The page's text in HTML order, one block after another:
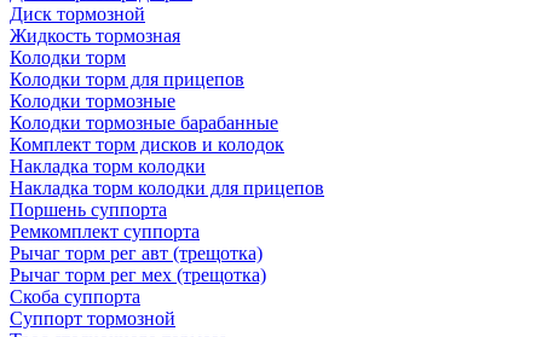
Диск тормозной
Жидкость тормозная
Колодки торм
Колодки торм для прицепов
Колодки тормозные
Колодки тормозные барабанные
Комплект торм дисков и колодок
Накладка торм колодки
Накладка торм колодки для прицепов
Поршень суппорта
Ремкомплект суппорта
Рычаг торм рег авт (трещотка)
Рычаг торм рег мех (трещотка)
Скоба суппорта
Суппорт тормозной